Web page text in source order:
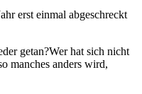
erst einmal abgeschreckt
getan?Wer hat sich nicht
manches anders wird,